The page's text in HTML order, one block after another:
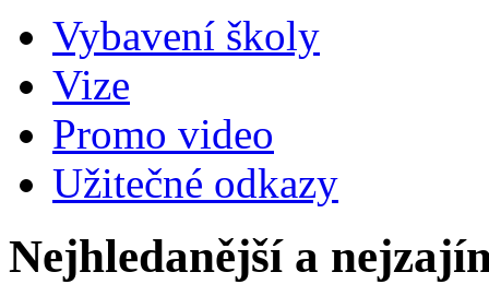
Vybavení školy
Vize
Promo video
Užitečné odkazy
Nejhledanější a